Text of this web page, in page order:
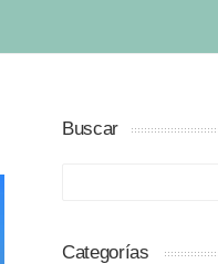
Buscar
Categorías